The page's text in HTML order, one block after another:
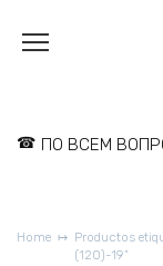
content
ПО ВСЕМ
Home
Productos
(120)-19”